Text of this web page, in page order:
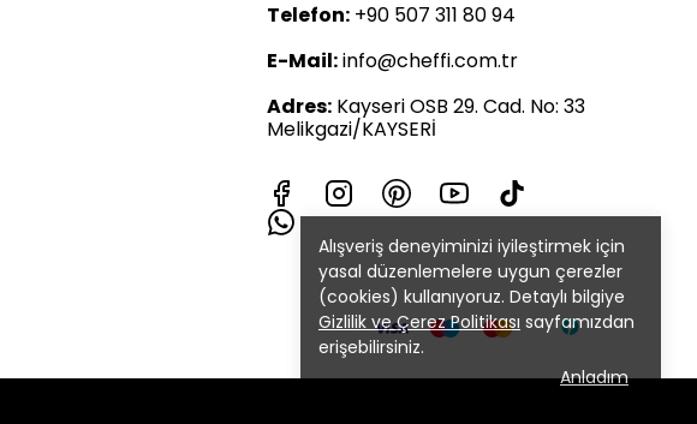
Alışveriş deneyiminizi iyileştirmek için
yasal düzenlemelere uygun çerezler
(cookies) kullanıyoruz. Detaylı bilgiye
Gizlilik ve Çerez Politikası sayfamızdan
erişebilirsiniz.
Anladım
Telefon: +90 507 311 80 94
E-Mail:info@cheffi.com.tr
Adres: Kayseri OSB 29. Cad. No: 33
Melikgazi/KAYSERİ